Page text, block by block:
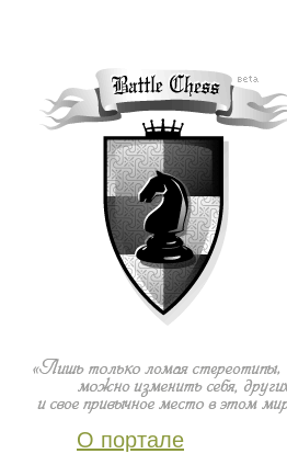
О портале